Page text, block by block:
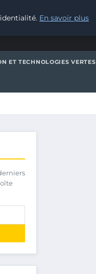
ET TECHNOLOGIES VERTES
En savoir plus